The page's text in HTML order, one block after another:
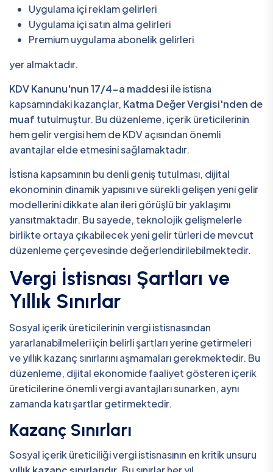
Uygulama içi reklam gelirleri
Uygulama içi satın alma gelirleri
Premium uygulama abonelik gelirleri
yer almaktadır.
KDV Kanunu'nun 17/4-a maddesi ile istisna
kapsamındaki kazançlar, Katma Değer Vergisi'nden de
muaf tutulmuştur. Bu düzenleme, içerik üreticilerinin
hem gelir vergisi hem de KDV açısından önemli
avantajlar elde etmesini sağlamaktadır.
İstisna kapsamının bu denli geniş tutulması, dijital
ekonominin dinamik yapısını ve sürekli gelişen yeni gelir
modellerini dikkate alan ileri görüşlü bir yaklaşımı
yansıtmaktadır. Bu sayede, teknolojik gelişmelerle
birlikte ortaya çıkabilecek yeni gelir türleri de mevcut
düzenleme çerçevesinde değerlendirilebilmektedir.
Vergi İstisnası Şartları ve
Yıllık Sınırlar
Sosyal içerik üreticilerinin vergi istisnasından
yararlanabilmeleri için belirli şartları yerine getirmeleri
ve yıllık kazanç sınırlarını aşmamaları gerekmektedir. Bu
düzenleme, dijital ekonomide faaliyet gösteren içerik
üreticilerine önemli vergi avantajları sunarken, aynı
zamanda katı şartlar getirmektedir.
Kazanç Sınırları
Sosyal içerik üreticiliği vergi istisnasının en kritik unsuru